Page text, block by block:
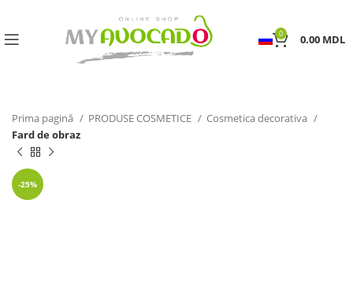
0 0.00 MDL
Prima pagină PRODUSE COSMETICE
Cosmetica decorativa
Fard de obraz
-25%